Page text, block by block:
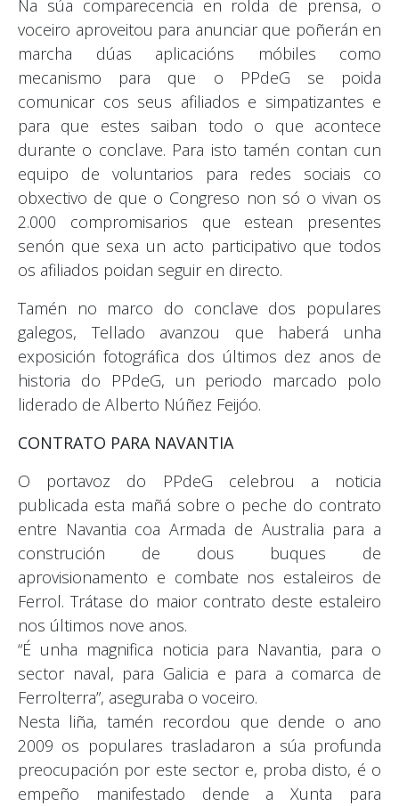
Na súa comparecencia en rolda de prensa, o
voceiro aproveitou para anunciar que poñerán en
marcha dúas aplicacións móbiles como
mecanismo para que o PPdeG se poida
comunicar cos seus afiliados e simpatizantes e
para que estes saiban todo o que acontece
durante o conclave. Para isto tamén contan cun
equipo de voluntarios para redes sociais co
obxectivo de que o Congreso non só o vivan os
2.000 compromisarios que estean presentes
senón que sexa un acto participativo que todos
os afiliados poidan seguir en directo.
Tamén no marco do conclave dos populares
galegos, Tellado avanzou que haberá unha
exposición fotográfica dos últimos dez anos de
historia do PPdeG, un periodo marcado polo
liderado de Alberto Núñez Feijóo.
CONTRATO PARA NAVANTIA
O portavoz do PPdeG celebrou a noticia
publicada esta mañá sobre o peche do contrato
entre Navantia coa Armada de Australia para a
construción de dous buques de
aprovisionamento e combate nos estaleiros de
Ferrol. Trátase do maior contrato deste estaleiro
nos últimos nove anos.
“É unha magnifica noticia para Navantia, para o
sector naval, para Galicia e para a comarca de
Ferrolterra”, aseguraba o voceiro.
Nesta liña, tamén recordou que dende o ano
2009 os populares trasladaron a súa profunda
preocupación por este sector e, proba disto, é o
empeño manifestado dende a Xunta para